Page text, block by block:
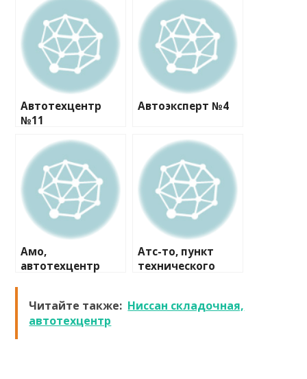
Автотехцентр
№11
Автоэксперт №4
Амо,
автотехцентр
Атс-то, пункт
технического
Читайте также: Ниссан складочная,
автотехцентр